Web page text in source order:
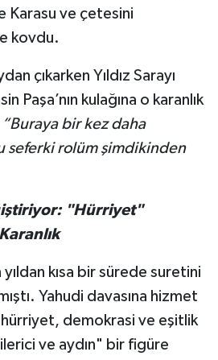
Karasu ve çetesini
kovdu.
çıkarken Yıldız Sarayı
Paşa’nın kulağına o karanlık
“Buraya bir kez daha
seferki rolüm şimdikinden
"Hürriyet"
kısa bir sürede suretini
Yahudi davasına hizmet
demokrasi ve eşitlik
ve aydın" bir figüre